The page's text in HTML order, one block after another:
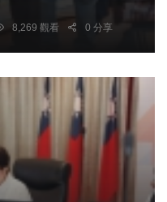
8,269 觀看 0 分享